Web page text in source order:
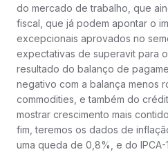
do mercado de trabalho, que
fiscal, que já podem apontar o
excepcionais aprovados no
expectativas de superavit para
resultado do balanço de
negativo com a balança menos
commodities, e também do
mostrar crescimento mais
fim, teremos os dados de
uma queda de 0,8%, e do